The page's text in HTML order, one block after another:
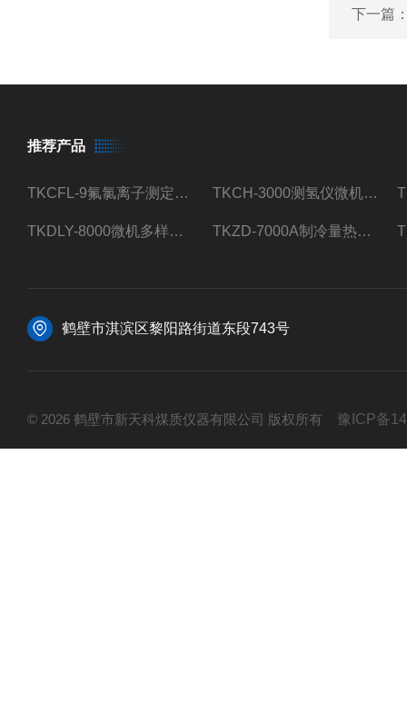
下一篇
推荐产品
TKCFL-9氟氯离子测定仪自动煤质检测 TKCH-3000测氢仪微机氢元素测定煤质检测
TKDLY-8000微机多样测硫仪自动定硫仪化验室硫含量测定 TKZD-7000A制冷量热仪自动升降热值仪煤质检测
鹤壁市淇滨区黎阳路街道东段743号
© 2026 鹤壁市新天科煤质仪器有限公司 版权所有 豫ICP备